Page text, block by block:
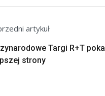
artykuł
Targi R+T
strony